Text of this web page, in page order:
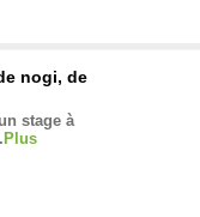
nogi, de
stage à
Plus